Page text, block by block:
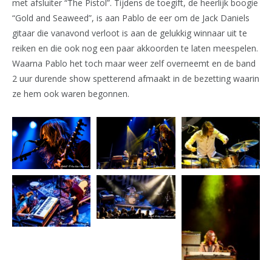
met afsluiter “The Pistol”. Tijdens de toegift, de heerlijk boogie
“Gold and Seaweed”, is aan Pablo de eer om de Jack Daniels
gitaar die vanavond verloot is aan de gelukkig winnaar uit te
reiken en die ook nog een paar akkoorden te laten meespelen.
Waarna Pablo het toch maar weer zelf overneemt en de band
2 uur durende show spetterend afmaakt in de bezetting waarin
ze hem ook waren begonnen.